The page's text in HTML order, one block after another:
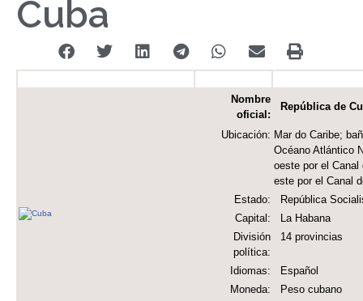
Cuba
Nombre
oficial:
República de
Ubicación: Mar do Caribe;
Océano Atlántico
oeste por el
este por el Canal
Estado:
República
Capital:
La Habana
División
política:
14 provincias
Idiomas:
Español
Moneda:
Peso cubano